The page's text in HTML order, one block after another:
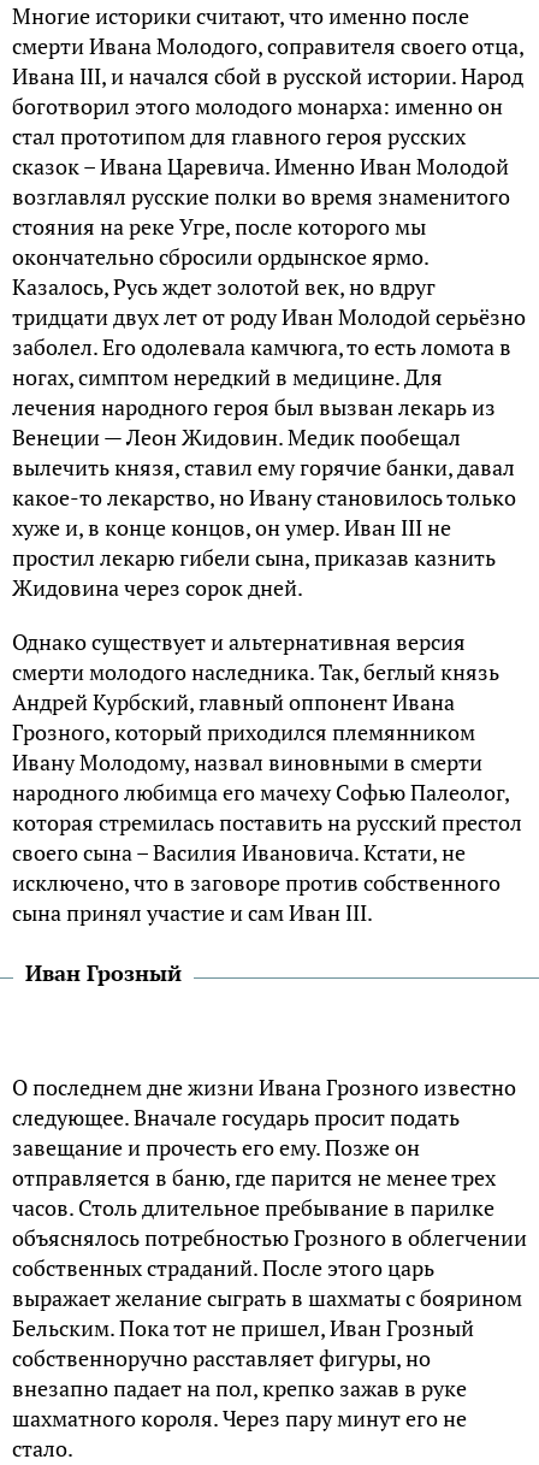
Многие историки считают, что именно после
смерти Ивана Молодого, соправителя своего отца,
Ивана III, и начался сбой в русской истории. Народ
боготворил этого молодого монарха: именно он
стал прототипом для главного героя русских
сказок – Ивана Царевича. Именно Иван Молодой
возглавлял русские полки во время знаменитого
стояния на реке Угре, после которого мы
окончательно сбросили ордынское ярмо.
Казалось, Русь ждет золотой век, но вдруг
тридцати двух лет от роду Иван Молодой серьёзно
заболел. Его одолевала камчюга, то есть ломота в
ногах, симптом нередкий в медицине. Для
лечения народного героя был вызван лекарь из
Венеции — Леон Жидовин. Медик пообещал
вылечить князя, ставил ему горячие банки, давал
какое-то лекарство, но Ивану становилось только
хуже и, в конце концов, он умер. Иван III не
простил лекарю гибели сына, приказав казнить
Жидовина через сорок дней.
Однако существует и альтернативная версия
смерти молодого наследника. Так, беглый князь
Андрей Курбский, главный оппонент Ивана
Грозного, который приходился племянником
Ивану Молодому, назвал виновными в смерти
народного любимца его мачеху Софью Палеолог,
которая стремилась поставить на русский престол
своего сына – Василия Ивановича. Кстати, не
исключено, что в заговоре против собственного
сына принял участие и сам Иван III.
Иван Грозный
О последнем дне жизни Ивана Грозного известно
следующее. Вначале государь просит подать
завещание и прочесть его ему. Позже он
отправляется в баню, где парится не менее трех
часов. Столь длительное пребывание в парилке
объяснялось потребностью Грозного в облегчении
собственных страданий. После этого царь
выражает желание сыграть в шахматы с боярином
Бельским. Пока тот не пришел, Иван Грозный
собственноручно расставляет фигуры, но
внезапно падает на пол, крепко зажав в руке
шахматного короля. Через пару минут его не
стало.